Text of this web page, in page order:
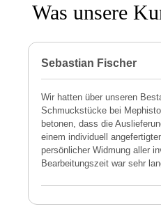
Was unsere
Sebastian Fischer
Wir hatten über unseren
Schmuckstücke bei
betonen, dass die
einem individuell
persönlicher Widmung aller
Bearbeitungszeit war sehr